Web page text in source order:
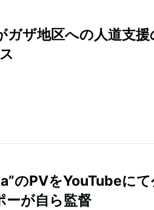
ザ地区への人道支援
のPVをYouTubeにて
ーが自ら監督